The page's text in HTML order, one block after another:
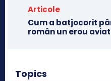
Articole
Cum a batjocorit
român un erou
Topics